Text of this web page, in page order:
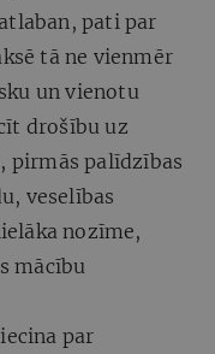
pati par
tā ne vienmēr
un vienotu
drošību uz
pirmās palīdzības
veselības
nozīme,
mācību
par